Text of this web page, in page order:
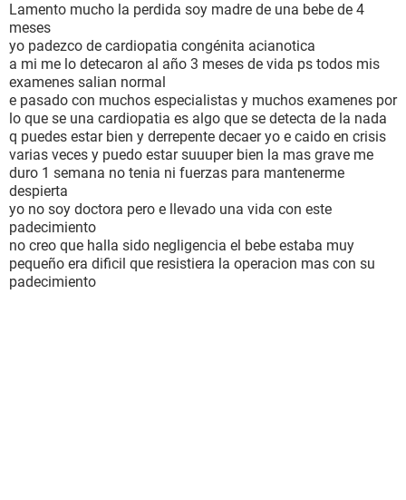
Lamento mucho la perdida soy madre de una bebe de 4
meses
yo padezco de cardiopatia congénita acianotica
a mi me lo detecaron al año 3 meses de vida ps todos mis
examenes salian normal
e pasado con muchos especialistas y muchos examenes por
lo que se una cardiopatia es algo que se detecta de la nada
q puedes estar bien y derrepente decaer yo e caido en crisis
varias veces y puedo estar suuuper bien la mas grave me
duro 1 semana no tenia ni fuerzas para mantenerme
despierta
yo no soy doctora pero e llevado una vida con este
padecimiento
no creo que halla sido negligencia el bebe estaba muy
pequeño era dificil que resistiera la operacion mas con su
padecimiento